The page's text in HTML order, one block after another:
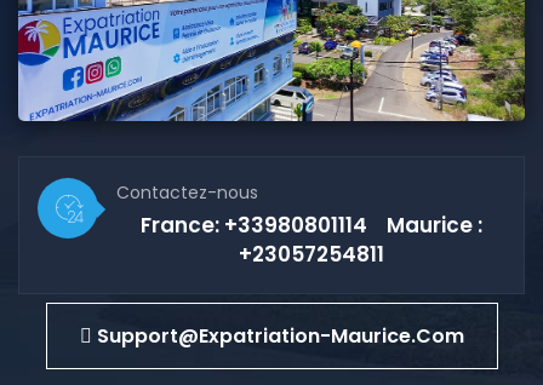
Contactez-nous
France: +33980801114 Maurice :
+23057254811
Support@expatriation-Maurice.com